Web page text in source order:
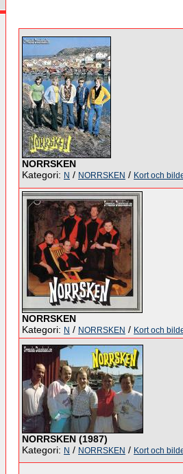
NORRSKEN
Kategori: N / NORRSKEN / Kort och
NORRSKEN
Kategori: N / NORRSKEN / Kort och
NORRSKEN (1987)
Kategori: N / NORRSKEN / Kort och